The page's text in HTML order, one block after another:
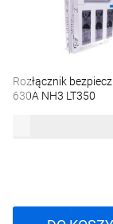
Rozłącznik
630A NH3 LT350